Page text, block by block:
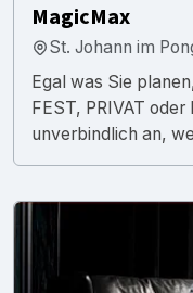
MagicMax
St. Johann im
Egal was Sie
FEST, PRIVAT
unverbindlich an,